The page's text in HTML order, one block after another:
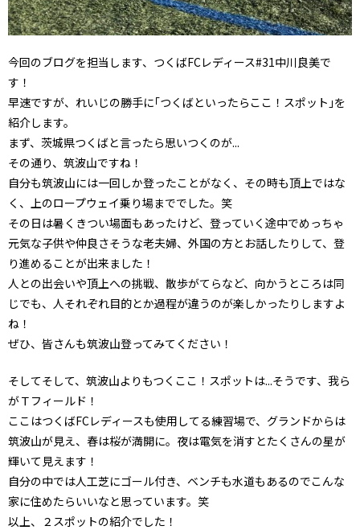
今回のブログを担当します、つくばFCレディース#31中川良美で
す！
早速ですが、れいじの勝手に｢つくばといったらここ！スポット｣を
紹介します。
まず、茨城県つくばと言ったら思いつくのが...
その通り、筑波山ですね！
自分も筑波山には一回しか登ったことがなく、その時も頂上ではな
く、上のロープウェイ乗り場まででした。笑
その日は暑くきつい場面もあったけど、登っていく途中でめっちゃ
元気な子供や仲良さそうな老夫婦、外国の方とお話したりして、登
り進めることが出来ました！
人との出会いや頂上への挑戦、散歩がてらなど、向かうところは同
じでも、人それぞれ目的とか過程が違うのが楽しかったりしますよ
ね！
ぜひ、皆さんも筑波山登ってみてください！
そしてそして、筑波山よりもつくここ！スポットは...そうです、我ら
がＴフィールド！
ここはつくばFCレディースも使用してる練習場で、グランドからは
筑波山が見え、春は桜が満開に。夜は電気を消すとたくさんの星が
輝いて見えます！
自分の中では人工芝にゴール付き、ベンチも水道もあるのでこんな
家に住めたらいいなと思っています。笑
以上、２スポットの紹介でした！